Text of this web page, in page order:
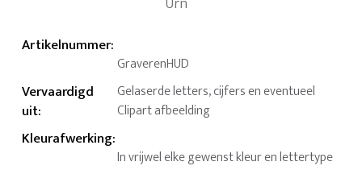
Artikelnummer:
GraverenHUD
Vervaardigd
uit:
Gelaserde letters, cijfers en eventueel
Clipart afbeelding
Kleurafwerking:
In vrijwel elke gewenst kleur en lettertype